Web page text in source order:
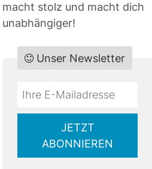
macht stolz und macht dich
unabhängiger!
Do
Unser Newsletter
*Ihre
Mailadresse:
JETZT
ABONNIEREN